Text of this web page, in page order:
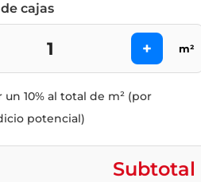
cajas
+ m²
un 10% al total de m² (por
potencial)
Subtotal